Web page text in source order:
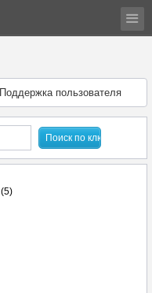
Поддержка пользователя
(5)